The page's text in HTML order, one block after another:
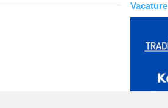
Vacature